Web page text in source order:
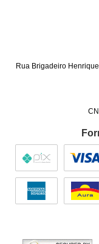
Rua Brigadeiro